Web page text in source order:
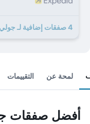
4 صفقات إضافية لـ جولي سويتس بيتكاسيم
لمحة عن التقييمات
أفضل صفقات